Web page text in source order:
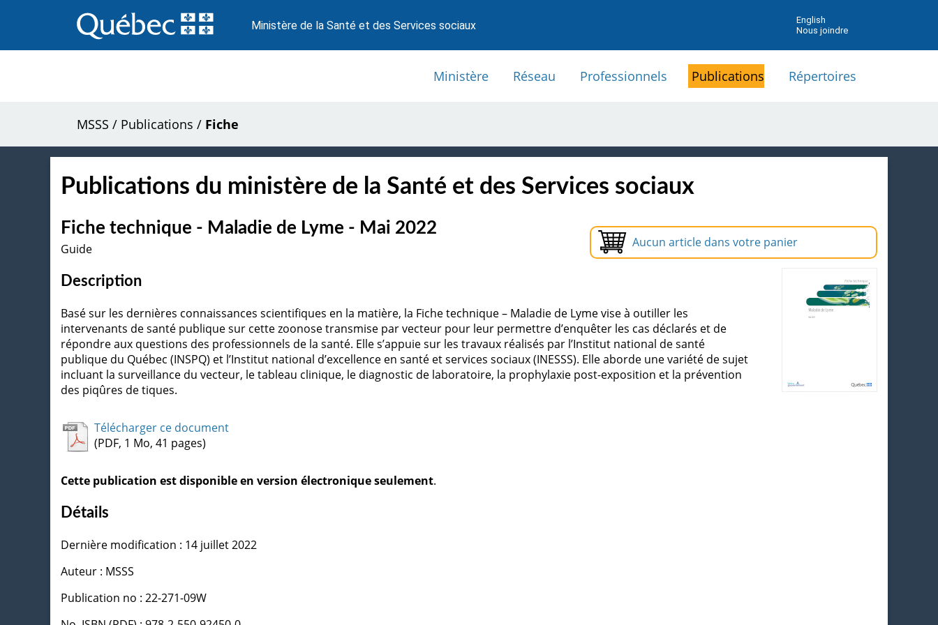
au
contenu
Ministère de la Santé et des Services sociaux
English
Nous joindre
Ministère Réseau Professionnels Publications Répertoires
MSSS / Publications / Fiche
Publications du ministère de la Santé et des Services sociaux
Aucun article dans votre panier
Fiche technique - Maladie de Lyme - Mai 2022
Guide
Description
Basé sur les dernières connaissances scientifiques en la matière, la Fiche technique – Maladie de Lyme vise à outiller les
intervenants de santé publique sur cette zoonose transmise par vecteur pour leur permettre d’enquêter les cas déclarés et de
répondre aux questions des professionnels de la santé. Elle s’appuie sur les travaux réalisés par l’Institut national de santé
publique du Québec (INSPQ) et l’Institut national d’excellence en santé et services sociaux (INESSS). Elle aborde une variété de sujet
incluant la surveillance du vecteur, le tableau clinique, le diagnostic de laboratoire, la prophylaxie post-exposition et la prévention
des piqûres de tiques.
Télécharger ce document
(PDF, 1 Mo, 41 pages)
Cette publication est disponible en version électronique seulement.
Détails
Dernière modification : 14 juillet 2022
Auteur : MSSS
Publication no : 22-271-09W